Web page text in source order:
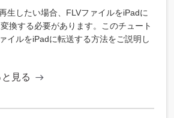
生したい場合、FLVファイルをiPadに
換する必要があります。このチュート
イルをiPadに転送する方法をご説明し
と見る